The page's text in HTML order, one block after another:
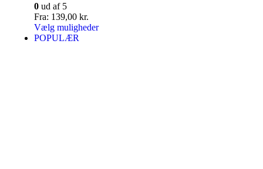
0 ud af 5
Fra: 139,00 kr.
Vælg muligheder
POPULÆR